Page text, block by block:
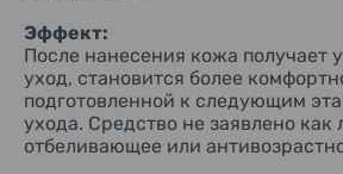
Использовать с осторожностью,
кожи. При появлении покраснения,
раздражения, обесцвечивания или
прекратить применение. Не наносить
отёками, экземой и другими
попадании в глаза не тереть, сразу
в недоступном для детей месте,
Эффект:
После нанесения кожа
уход, становится более
подготовленной к следующим
ухода. Средство не заявлено как
отбеливающее или